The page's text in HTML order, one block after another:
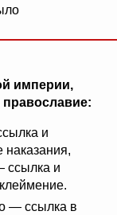
империи,
и
наказания,
ссылка и
— ссылка в